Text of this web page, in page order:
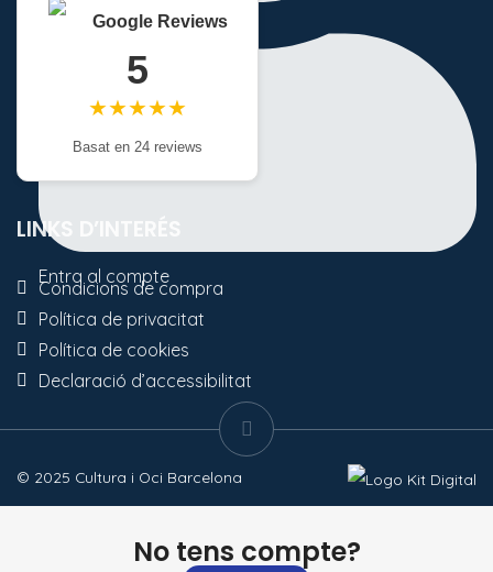
Entra al compte
Google Reviews
5
★★★★★
Basat en 24 reviews
LINKS D’INTERÉS
Condicions de compra
Política de privacitat
Política de cookies
Declaració d’accessibilitat
© 2025 Cultura i Oci Barcelona
No tens compte?